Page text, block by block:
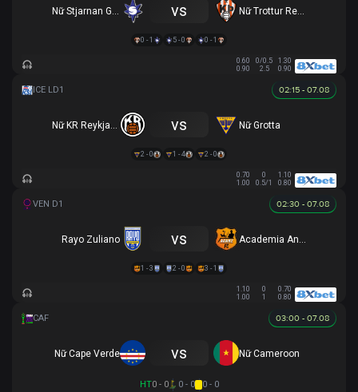
vs Nữ Trottur Reykjavik
0 - 1 5 - 0 0 - 1
0.60 0/0.5
1.30
0.90
2.5 0.90
02:15 - 07.08
vs Nữ Grotta
2 - 0 1 - 4 2 - 0
0.70 0
1.10
1.00
0.5/1 0.80
02:30 - 07.08
Rayo Zuliano vs
1 - 3 2 - 0 3 - 1
1.10 0
0.70
1.00
1 0.80
03:00 - 07.08
Nữ Cape Verde vs Nữ Cameroon
HT0 - 0 0 - 0 0 - 0